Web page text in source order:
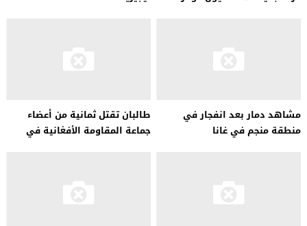
مشاهد دمار بعد انفجار في
منطقة منجم في غانا
طالبان تقتل ثمانية من أعضاء
جماعة المقاومة الأفغانية في